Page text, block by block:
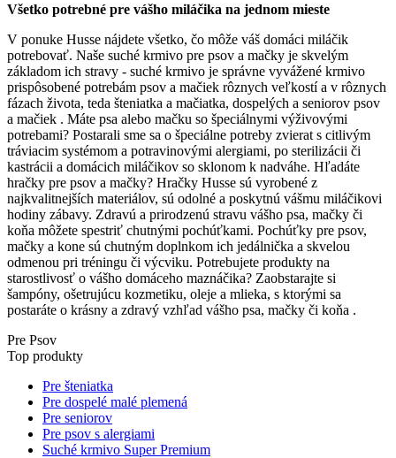
Všetko potrebné pre vášho miláčika na jednom mieste
V ponuke Husse nájdete všetko, čo môže váš domáci miláčik
potrebovať. Naše suché krmivo pre psov a mačky je skvelým
základom ich stravy - suché krmivo je správne vyvážené krmivo
prispôsobené potrebám psov a mačiek rôznych veľkostí a v rôznych
fázach života, teda šteniatka a mačiatka, dospelých a seniorov psov
a mačiek . Máte psa alebo mačku so špeciálnymi výživovými
potrebami? Postarali sme sa o špeciálne potreby zvierat s citlivým
tráviacim systémom a potravinovými alergiami, po sterilizácii či
kastrácii a domácich miláčikov so sklonom k nadváhe. Hľadáte
hračky pre psov a mačky? Hračky Husse sú vyrobené z
najkvalitnejších materiálov, sú odolné a poskytnú vášmu miláčikovi
hodiny zábavy. Zdravú a prirodzenú stravu vášho psa, mačky či
koňa môžete spestriť chutnými pochúťkami. Pochúťky pre psov,
mačky a kone sú chutným doplnkom ich jedálnička a skvelou
odmenou pri tréningu či výcviku. Potrebujete produkty na
starostlivosť o vášho domáceho maznáčika? Zaobstarajte si
šampóny, ošetrujúcu kozmetiku, oleje a mlieka, s ktorými sa
postaráte o krásny a zdravý vzhľad vášho psa, mačky či koňa .
Pre Psov
Top produkty
Pre šteniatka
Pre dospelé malé plemená
Pre seniorov
Pre psov s alergiami
Suché krmivo Super Premium